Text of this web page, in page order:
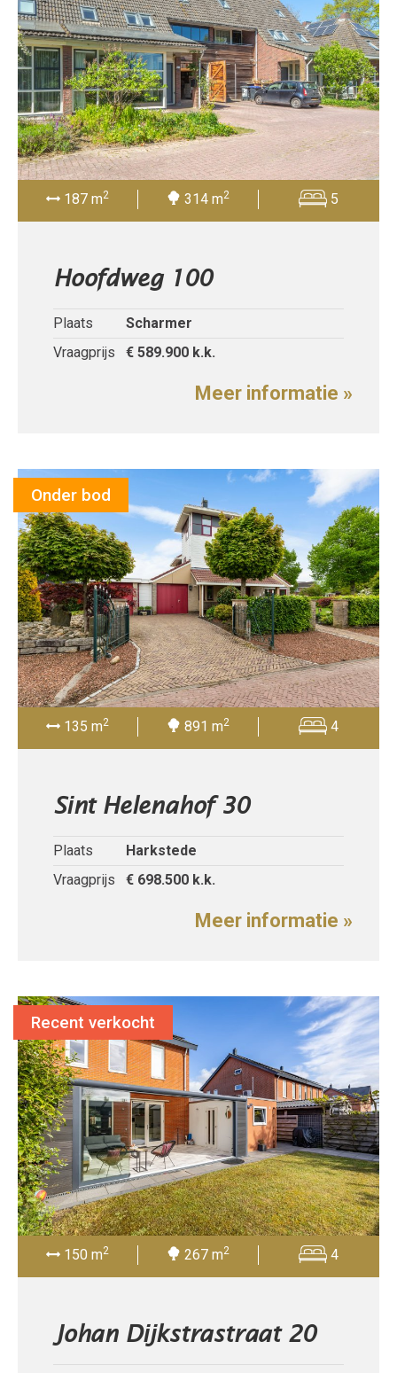
187 m2 314 m2 5
Hoofdweg 100
Plaats
Scharmer
Vraagprijs
€ 589.900 k.k.
Meer informatie »
135 m2 891 m2 4
Sint Helenahof 30
Plaats
Harkstede
Vraagprijs
€ 698.500 k.k.
Meer informatie »
Onder bod
150 m2 267 m2 4
Johan Dijkstrastraat 20
Recent verkocht